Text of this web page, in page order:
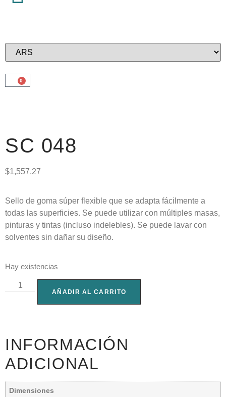
0
SC 048
$1,557.27
Sello de goma súper flexible que se adapta fácilmente a
todas las superficies. Se puede utilizar con múltiples masas,
pinturas y tintas (incluso indelebles). Se puede lavar con
solventes sin dañar su diseño.
Hay existencias
AÑADIR AL CARRITO
INFORMACIÓN
ADICIONAL
Dimensiones